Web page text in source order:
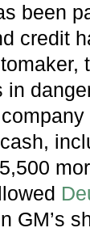
been
credit
in
GM’s